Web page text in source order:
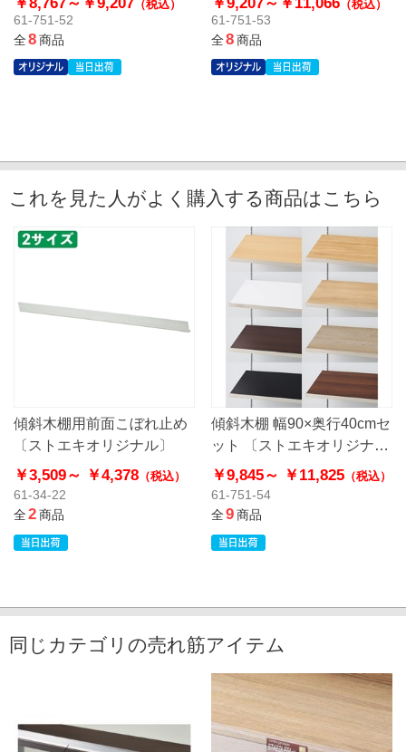
（税込）
61-751-52
全8商品
（税込）
61-751-53
全8商品
これを見た人がよく購入する商品はこちら
傾斜木棚用前面こぼれ止め
〔ストエキオリジナル〕
￥3,509～ ￥4,378 （税込）
61-34-22
全2商品
傾斜木棚 幅90×奥行40cmセ
ット 〔ストエキオリジナ
ル〕
￥9,845～ ￥11,825（税込）
61-751-54
全9商品
同じカテゴリの売れ筋アイテム